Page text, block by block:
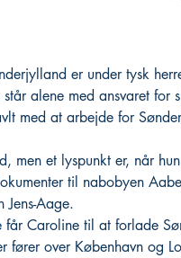
er under tysk
alene med ansvaret for
med at arbejde for
men et lyspunkt er, når
til nabobyen
Jens-Aage.
får Caroline til at forlade
fører over København og